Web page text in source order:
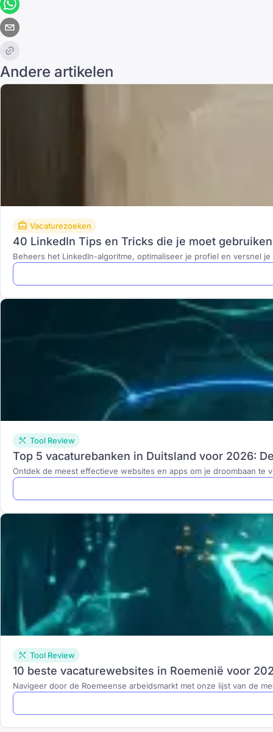
Andere artikelen
Vacaturezoeken
40 LinkedIn Tips en Tricks die je moet
Beheers het LinkedIn-algoritme, optimaliseer je profiel en versnel
Tool Review
Top 5 vacaturebanken in Duitsland voor 2026:
Ontdek de meest effectieve websites en apps om je droombaan te
Tool Review
10 beste vacaturewebsites in Roemenië voor
Navigeer door de Roemeense arbeidsmarkt met onze lijst van de